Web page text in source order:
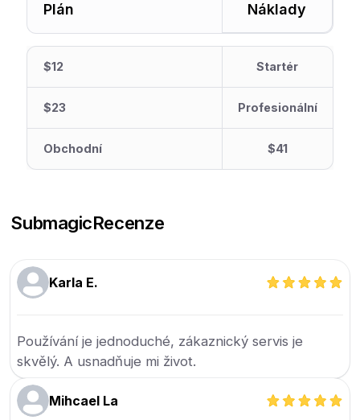
Plán Náklady
$12 Startér
$23 Profesionální
Obchodní $41
SubmagicRecenze
Karla E.
Používání je jednoduché, zákaznický servis je
skvělý. A usnadňuje mi život.
Mihcael La